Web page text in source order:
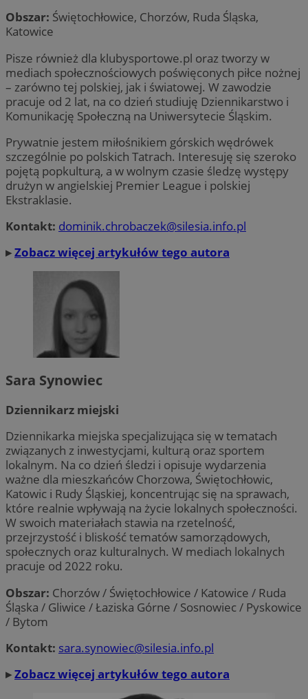
Obszar: Świętochłowice, Chorzów, Ruda Śląska,
Katowice
Pisze również dla klubysportowe.pl oraz tworzy w
mediach społecznościowych poświęconych piłce nożnej
– zarówno tej polskiej, jak i światowej. W zawodzie
pracuje od 2 lat, na co dzień studiuję Dziennikarstwo i
Komunikację Społeczną na Uniwersytecie Śląskim.
Prywatnie jestem miłośnikiem górskich wędrówek
szczególnie po polskich Tatrach. Interesuję się szeroko
pojętą popkulturą, a w wolnym czasie śledzę występy
drużyn w angielskiej Premier League i polskiej
Ekstraklasie.
Kontakt: dominik.chrobaczek@silesia.info.pl
▸Zobacz więcej artykułów tego autora
Sara Synowiec
Dziennikarz miejski
Dziennikarka miejska specjalizująca się w tematach
związanych z inwestycjami, kulturą oraz sportem
lokalnym. Na co dzień śledzi i opisuje wydarzenia
ważne dla mieszkańców Chorzowa, Świętochłowic,
Katowic i Rudy Śląskiej, koncentrując się na sprawach,
które realnie wpływają na życie lokalnych społeczności.
W swoich materiałach stawia na rzetelność,
przejrzystość i bliskość tematów samorządowych,
społecznych oraz kulturalnych. W mediach lokalnych
pracuje od 2022 roku.
Obszar: Chorzów / Świętochłowice / Katowice / Ruda
Śląska / Gliwice / Łaziska Górne / Sosnowiec / Pyskowice
/ Bytom
Kontakt: sara.synowiec@silesia.info.pl
▸Zobacz więcej artykułów tego autora